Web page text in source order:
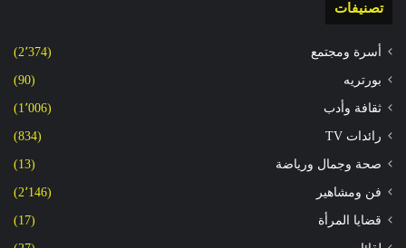
تصنيفات
أسرة ومجتمع (2٬374)
بورتريه (90)
ثقافة وأدب (1٬006)
رائدات TV (834)
صحة وجمال ورياضة (13)
فن ومشاهير (2٬146)
قضايا المرأة (17)